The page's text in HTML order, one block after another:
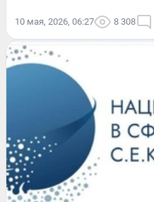
10 мая, 2026, 06:27 8 308